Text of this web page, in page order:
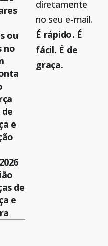
ou
no
e
de
e
diretamente
no seu e-mail.
É rápido. É
fácil. É de
graça.